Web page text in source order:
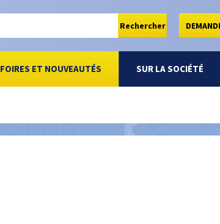
Rechercher
FOIRES ET NOUVEAUTÉS SUR LA SOCIÉTÉ